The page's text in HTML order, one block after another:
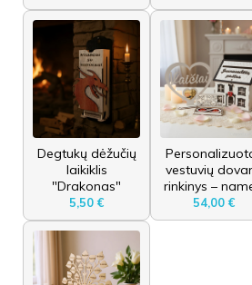
Degtukų dėžučių
laikiklis
"Drakonas"
5,50 €
vestuvių
rinkinys –
54,00 €